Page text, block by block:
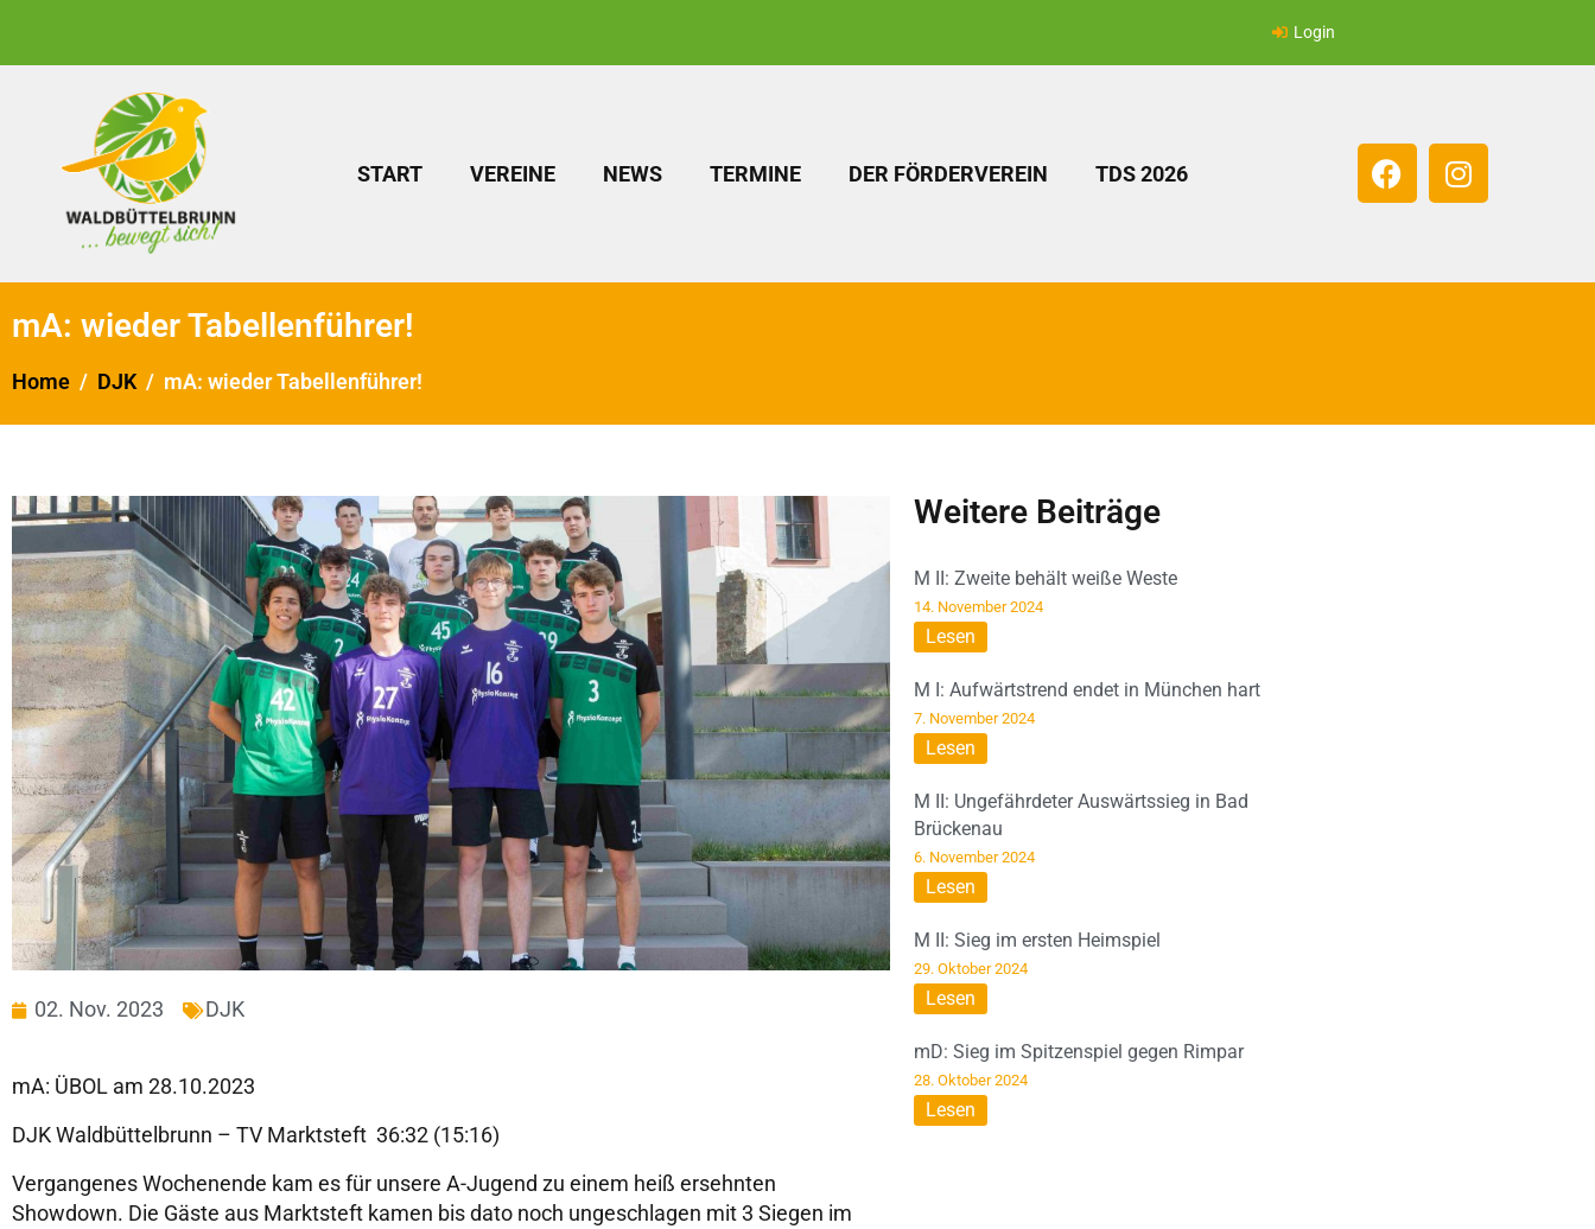
Login
START VEREINE NEWS TERMINE DER FÖRDERVEREIN TDS 2026
mA: wieder Tabellenführer!
Home DJK mA: wieder Tabellenführer!
02. Nov. 2023 DJK
mA: ÜBOL am 28.10.2023
DJK Waldbüttelbrunn – TV Marktsteft 36:32 (15:16)
Vergangenes Wochenende kam es für unsere A-Jugend zu einem heiß ersehnten
Showdown. Die Gäste aus Marktsteft kamen bis dato noch ungeschlagen mit 3 Siegen im
Weitere Beiträge
M II: Zweite behält weiße Weste
14. November 2024
Lesen
M I: Aufwärtstrend endet in München hart
7. November 2024
Lesen
M II: Ungefährdeter Auswärtssieg in Bad
Brückenau
6. November 2024
Lesen
M II: Sieg im ersten Heimspiel
29. Oktober 2024
Lesen
mD: Sieg im Spitzenspiel gegen Rimpar
28. Oktober 2024
Lesen